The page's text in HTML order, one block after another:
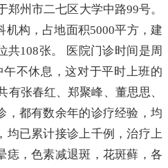
州市二七区大学中路99号。
机构，占地面积5000平方，建
共108张。 医院门诊时间是周
不休息，这对于平时上班的
有张春红、郑聚峰、董思思、
，都有数余年的诊疗经验，均
均已累计接诊上千例，治疗上
痣，色素减退斑，花斑藓，各